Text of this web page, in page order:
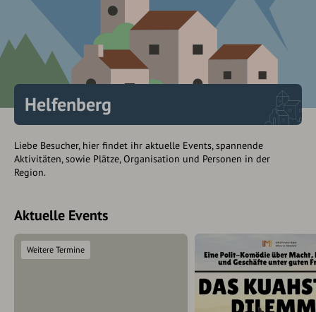
Helfenberg
Liebe Besucher, hier findet ihr aktuelle Events, spannende
Aktivitäten, sowie Plätze, Organisation und Personen in der
Region.
Aktuelle Events
Weitere Termine